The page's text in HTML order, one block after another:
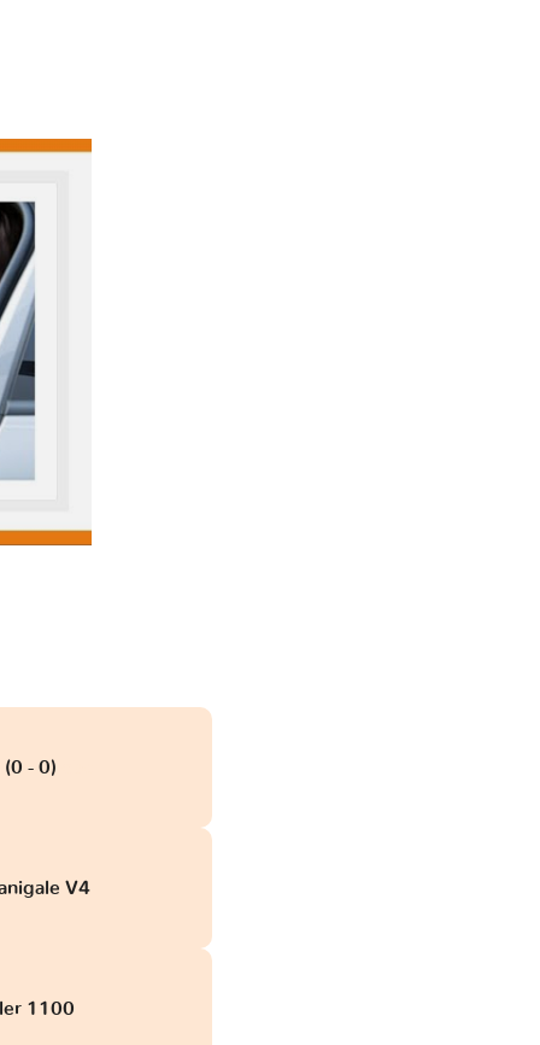
(0 - 0)
V4
1100